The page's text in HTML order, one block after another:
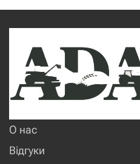
О нас
Відгуки